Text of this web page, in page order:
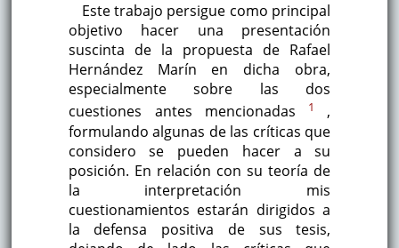
Este trabajo persigue como principal
objetivo hacer una presentación
suscinta de la propuesta de Rafael
Hernández Marín en dicha obra,
especialmente sobre las dos
cuestiones antes mencionadas
1
,
formulando algunas de las críticas que
considero se pueden hacer a su
posición. En relación con su teoría de
la interpretación mis
cuestionamientos estarán dirigidos a
la defensa positiva de sus tesis,